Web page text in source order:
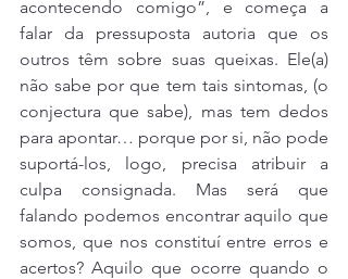
acontecendo comigo”, e começa a
falar da pressuposta autoria que os
outros têm sobre suas queixas. Ele(a)
não sabe por que tem tais sintomas, (o
conjectura que sabe), mas tem dedos
para apontar… porque por si, não pode
suportá-los, logo, precisa atribuir a
culpa consignada. Mas será que
falando podemos encontrar aquilo que
somos, que nos constituí entre erros e
acertos? Aquilo que ocorre quando o